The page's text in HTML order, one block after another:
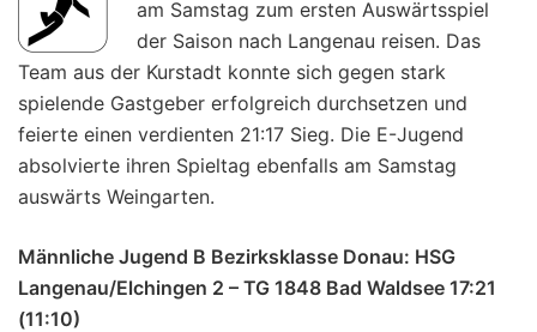
am Samstag zum ersten Auswärtsspiel
der Saison nach Langenau reisen. Das
Team aus der Kurstadt konnte sich gegen stark
spielende Gastgeber erfolgreich durchsetzen und
feierte einen verdienten 21:17 Sieg. Die E-Jugend
absolvierte ihren Spieltag ebenfalls am Samstag
auswärts Weingarten.
Männliche Jugend B Bezirksklasse Donau: HSG
Langenau/Elchingen 2 – TG 1848 Bad Waldsee 17:21
(11:10)